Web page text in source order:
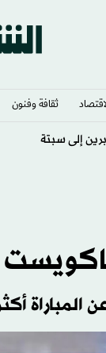
ثقافة وفنون